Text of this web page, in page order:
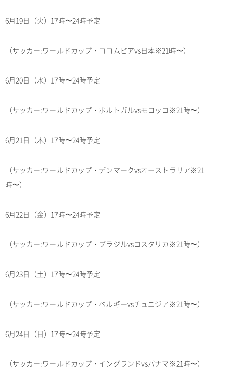
6月19日（火）17時〜24時予定
（サッカー:ワールドカップ・コロムビアvs日本※21時〜）
6月20日（水）17時〜24時予定
（サッカー:ワールドカップ・ポルトガルvsモロッコ※21時〜）
6月21日（木）17時〜24時予定
（サッカー:ワールドカップ・デンマークvsオーストラリア※21
時〜）
6月22日（金）17時〜24時予定
（サッカー:ワールドカップ・ブラジルvsコスタリカ※21時〜）
6月23日（土）17時〜24時予定
（サッカー:ワールドカップ・ベルギーvsチュニジア※21時〜）
6月24日（日）17時〜24時予定
（サッカー:ワールドカップ・イングランドvsパナマ※21時〜）